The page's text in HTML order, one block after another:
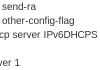
ra
config-flag
server IPv6DHCPS
1